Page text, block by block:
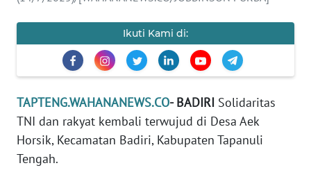
Ikuti Kami di:
TAPTENG.WAHANANEWS.CO- BADIRI Solidaritas
TNI dan rakyat kembali terwujud di Desa Aek
Horsik, Kecamatan Badiri, Kabupaten Tapanuli
Tengah.
KARIR
Wahana
News
Regional